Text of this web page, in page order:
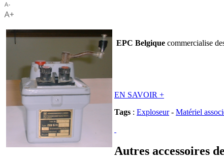
EPC Belgique commercialise
EN SAVOIR +
Tags : Exploseur- Matériel
Autres accessoires